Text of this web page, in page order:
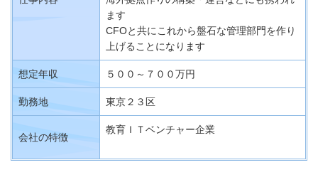
ます
CFOと共にこれから盤石な管理部門を作り
上げることになります
想定年収 ５００～７００万円
勤務地 東京２３区
会社の特徴
教育ＩＴベンチャー企業